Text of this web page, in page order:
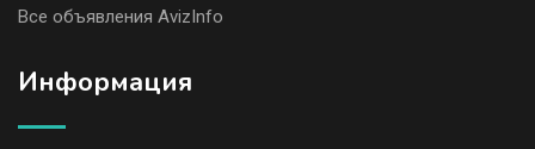
Все объявления AvizInfo
Информация